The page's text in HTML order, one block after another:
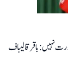
نہیں: باقر قالیباف